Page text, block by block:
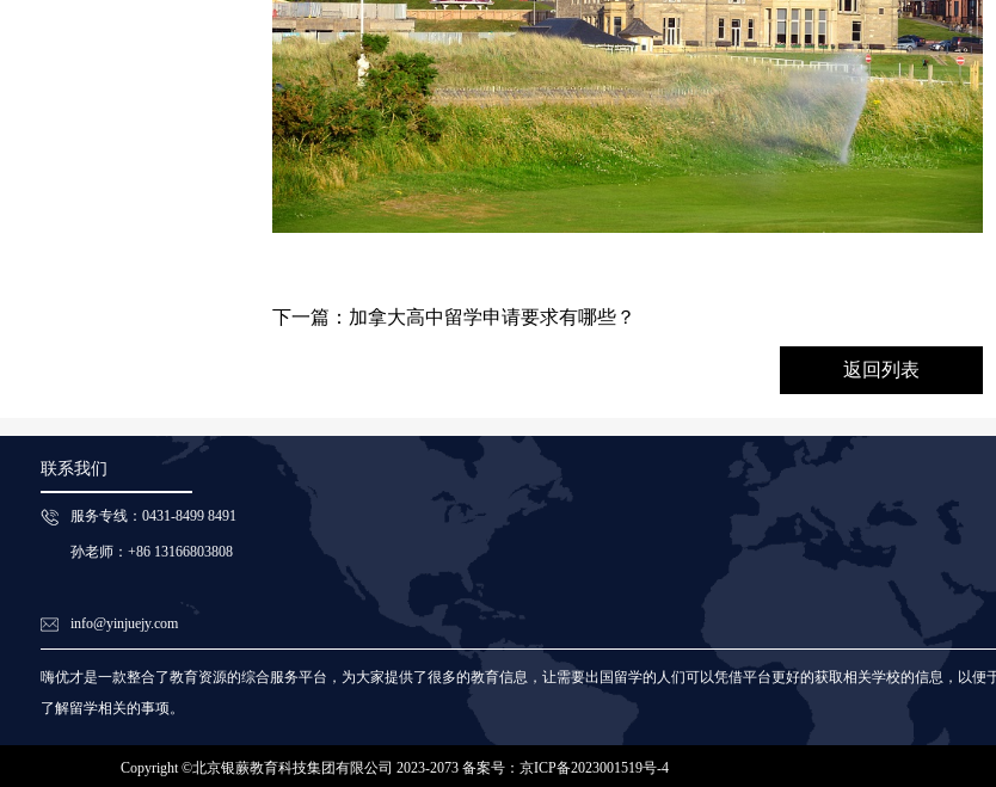
下一篇：加拿大高中留学申请要求有哪些？
返回列表
嗨优才是一款整合了教育资源的综合服务平台，为大家提供了很多的教育信息，让需要出国留学的人们可以凭借平台更好的获取相关学校的信息，以
了解留学相关的事项。
联系我们
服务专线：0431-8499 8491
孙老师：+86 13166803808
info@yinjuejy.com
Copyright ©北京银蕨教育科技集团有限公司 2023-2073 备案号：京ICP备2023001519号-4